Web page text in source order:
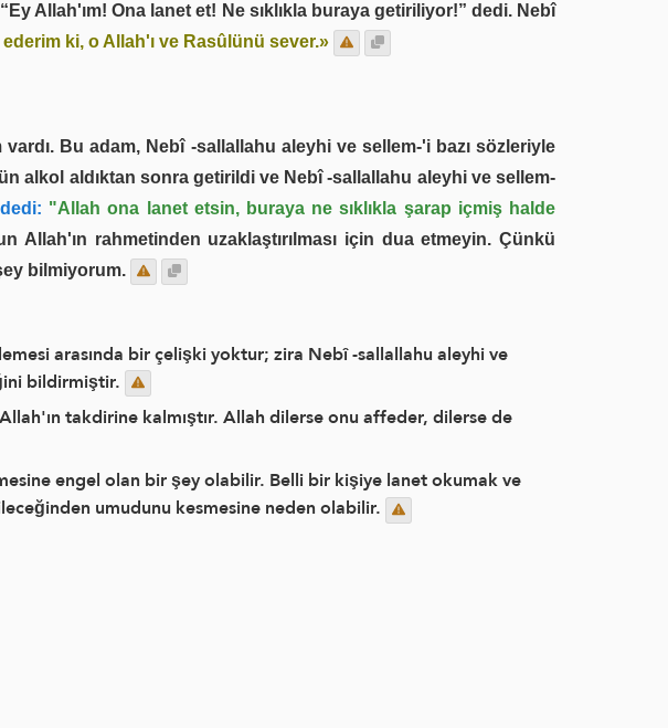
Allah'ım! Ona lanet et! Ne sıklıkla buraya getiriliyor!” dedi. Nebî
ki, o Allah'ı ve Rasûlünü sever.»
Bu adam, Nebî -sallallahu aleyhi ve sellem-'i bazı sözleriyle
alkol aldıktan sonra getirildi ve Nebî -sallallahu aleyhi ve sellem-
"Allah ona lanet etsin, buraya ne sıklıkla şarap içmiş halde
Allah'ın rahmetinden uzaklaştırılması için dua etmeyin. Çünkü
bilmiyorum.
arasında bir çelişki yoktur; zira Nebî -sallallahu aleyhi ve
bildirmiştir.
takdirine kalmıştır. Allah dilerse onu affeder, dilerse de
engel olan bir şey olabilir. Belli bir kişiye lanet okumak ve
umudunu kesmesine neden olabilir.